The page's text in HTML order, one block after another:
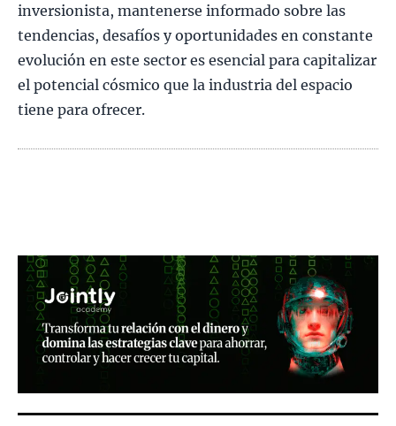
inversionista, mantenerse informado sobre las
tendencias, desafíos y oportunidades en constante
evolución en este sector es esencial para capitalizar
el potencial cósmico que la industria del espacio
tiene para ofrecer.